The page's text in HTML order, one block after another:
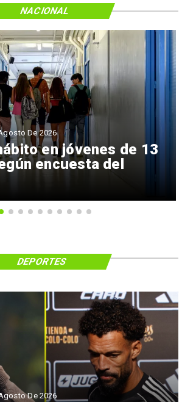
en jóvenes de 13
encuesta del
De 2026
NACIONAL
De 2026
DEPORTES